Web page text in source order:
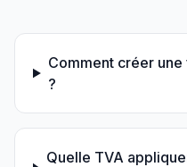
Comment créer
?
Quelle TVA